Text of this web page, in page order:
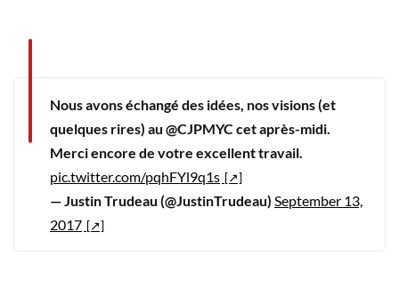
Nous avons échangé des idées, nos visions (et
quelques rires) au @CJPMYC cet après-midi.
Merci encore de votre excellent travail.
pic.twitter.com/pqhFYl9q1s
— Justin Trudeau (@JustinTrudeau) September 13,
2017